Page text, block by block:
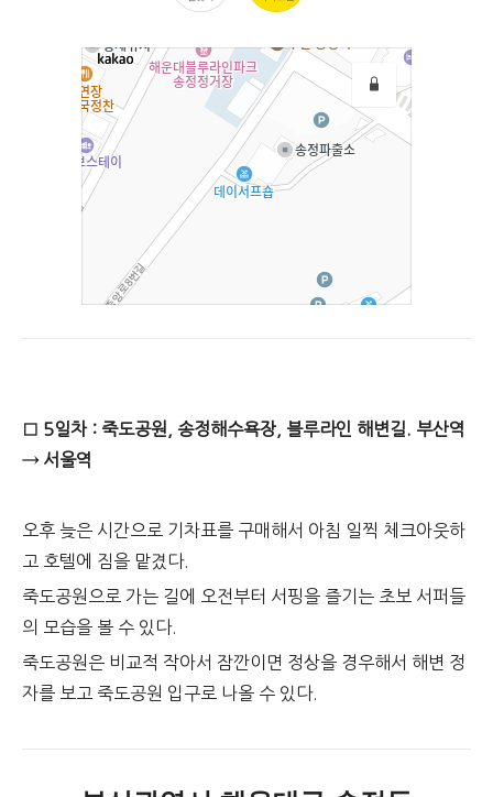
□ 5일차 : 죽도공원, 송정해수욕장, 블루라인 해변길. 부산역
→ 서울역
오후 늦은 시간으로 기차표를 구매해서 아침 일찍 체크아웃하
고 호텔에 짐을 맡겼다.
죽도공원으로 가는 길에 오전부터 서핑을 즐기는 초보 서퍼들
의 모습을 볼 수 있다.
죽도공원은 비교적 작아서 잠깐이면 정상을 경우해서 해변 정
자를 보고 죽도공원 입구로 나올 수 있다.